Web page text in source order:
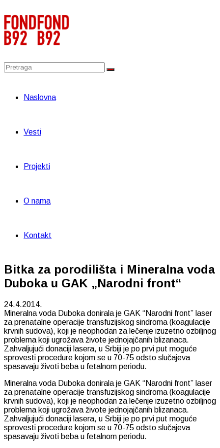
Naslovna
Vesti
Projekti
O nama
Kontakt
Bitka za porodilišta i Mineralna voda
Duboka u GAK „Narodni front“
24.4.2014.
Mineralna voda Duboka donirala je GAK “Narodni front” laser
za prenatalne operacije transfuzijskog sindroma (koagulacije
krvnih sudova), koji je neophodan za lečenje izuzetno ozbiljnog
problema koji ugrožava živote jednojajčanih blizanaca.
Zahvaljujući donaciji lasera, u Srbiji je po prvi put moguće
sprovesti procedure kojom se u 70-75 odsto slučajeva
spasavaju životi beba u fetalnom periodu.
Mineralna voda Duboka donirala je GAK “Narodni front” laser
za prenatalne operacije transfuzijskog sindroma (koagulacije
krvnih sudova), koji je neophodan za lečenje izuzetno ozbiljnog
problema koji ugrožava živote jednojajčanih blizanaca.
Zahvaljujući donaciji lasera, u Srbiji je po prvi put moguće
sprovesti procedure kojom se u 70-75 odsto slučajeva
spasavaju životi beba u fetalnom periodu.